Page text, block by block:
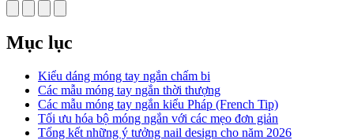
Mục lục
Kiểu dáng móng tay ngắn chấm bi
Các mẫu móng tay ngắn thời thượng
Các mẫu móng tay ngắn kiểu Pháp (French Tip)
Tối ưu hóa bộ móng ngắn với các mẹo đơn giản
Tổng kết những ý tưởng nail design cho năm 2026